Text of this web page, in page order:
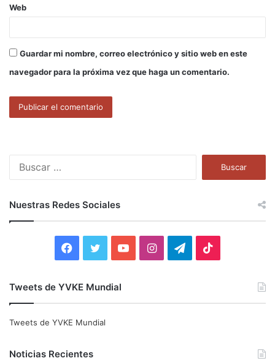
Web
Guardar mi nombre, correo electrónico y sitio web en este
navegador para la próxima vez que haga un comentario.
:
Nuestras Redes Sociales
e
t
I
Tweets de YVKE Mundial
Tweets de YVKE Mundial
Noticias Recientes